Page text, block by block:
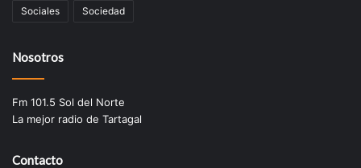
Sociales Sociedad
Nosotros
Fm 101.5 Sol del Norte
La mejor radio de Tartagal
Contacto